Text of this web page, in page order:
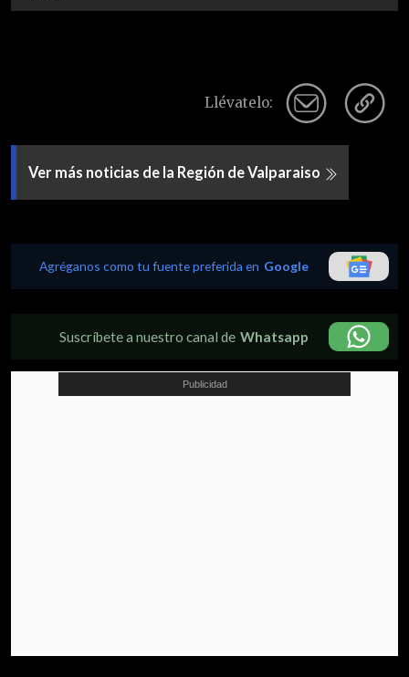
Llévatelo:
Ver más noticias de la Región de Valparaiso
Agréganos como tu fuente preferida en Google
Suscríbete a nuestro canal de Whatsapp